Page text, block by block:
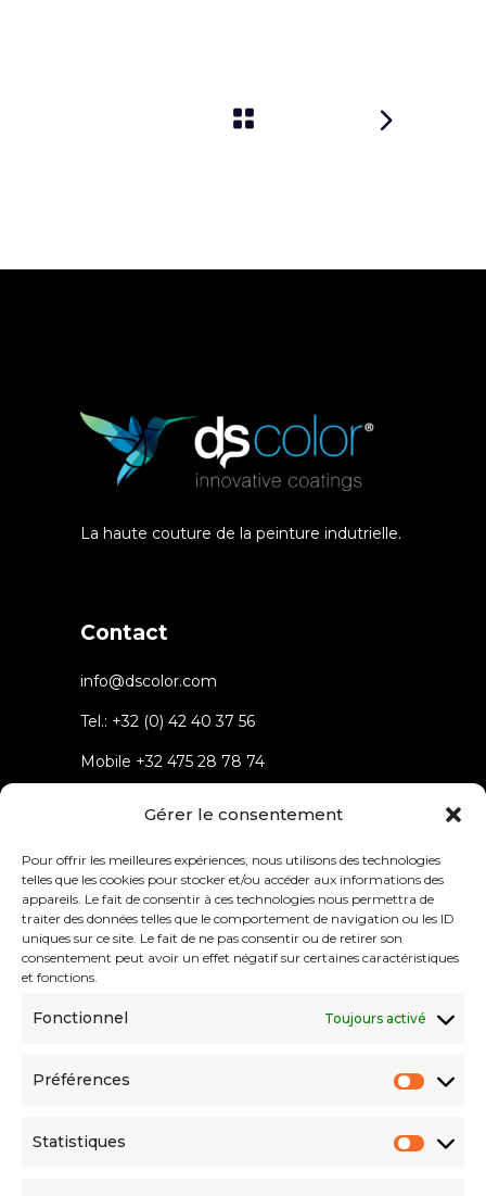
Gérer le consentement
Pour offrir les meilleures expériences, nous utilisons des technologies
telles que les cookies pour stocker et/ou accéder aux informations des
appareils. Le fait de consentir à ces technologies nous permettra de
traiter des données telles que le comportement de navigation ou les ID
uniques sur ce site. Le fait de ne pas consentir ou de retirer son
consentement peut avoir un effet négatif sur certaines caractéristiques
et fonctions.
Fonctionnel Toujours activé
Préférences
Statistiques
La haute couture de la peinture indutrielle.
Contact
info@dscolor.com
Tel.: +32 (0) 42 40 37 56
Mobile +32 475 28 78 74
Menu
About
References